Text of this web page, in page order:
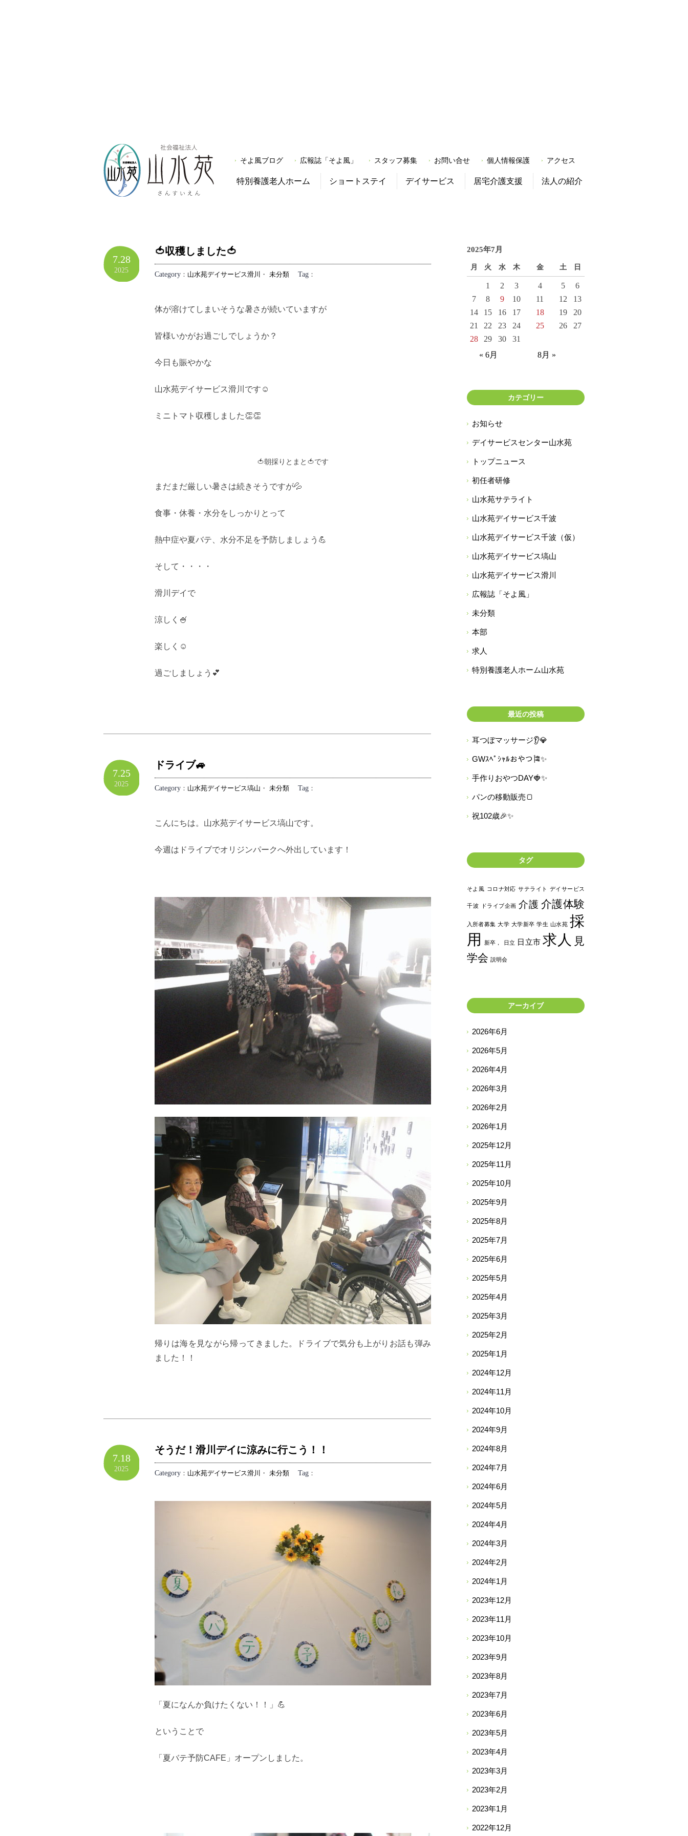
特別養護老人ホーム ショートステイ デイサービス 居宅介護支援 法人の紹介
そよ風ブログ 広報誌「そよ風」 スタッフ募集 お問い合せ 個人情報保護 アクセス
7.28
2025
🍅収穫しました🍅
Category ： 山水苑デイサービス滑川 ・ 未分類 Tag ：
体が溶けてしまいそうな暑さが続いていますが
皆様いかがお過ごしでしょうか？
今日も賑やかな
山水苑デイサービス滑川です☺
ミニトマト収穫しました👏👏
🍅朝採りとまと🍅です
まだまだ厳しい暑さは続きそうですが💦
食事・休養・水分をしっかりとって
熱中症や夏バテ、水分不足を予防しましょう💪
そして・・・・
滑川デイで
涼しく🍧
楽しく☺
過ごしましょう💕
7.25
2025
ドライブ🚙
Category ： 山水苑デイサービス塙山 ・ 未分類 Tag ：
こんにちは。山水苑デイサービス塙山です。
今週はドライブでオリジンパークへ外出しています！
帰りは海を見ながら帰ってきました。ドライブで気分も上がりお話も弾み
ました！！
7.18
2025
そうだ！滑川デイに涼みに行こう！！
Category ： 山水苑デイサービス滑川 ・ 未分類 Tag ：
「夏になんか負けたくない！！」💪
ということで
「夏バテ予防CAFE」オープンしました。
2025年7月
月 火 水 木 金 土 日
« 6月 8月 »
1 2 3 4 5
6
7
8 9 10 11 12
13
14
15 16 17 18 19
20
21
22 23 24 25 26
27
28
29 30 31
カテゴリー
お知らせ
デイサービスセンター山水苑
トップニュース
初任者研修
山水苑サテライト
山水苑デイサービス千波
山水苑デイサービス千波（仮）
山水苑デイサービス塙山
山水苑デイサービス滑川
広報誌「そよ風」
未分類
本部
求人
特別養護老人ホーム山水苑
最近の投稿
耳つぼマッサージ👂💎
GWｽﾍﾟｼｬﾙおやつ🎏✨
手作りおやつDAY🍓✨
パンの移動販売🍞
祝102歳🎉✨
タグ
そよ風 コロナ対応 サテライト デイサービス
千波 ドライブ企画 介護 介護体験
入所者募集 大学 大学新卒 学生 山水苑 採
用
新卒， 日立 日立市 求人 見
学会 説明会
アーカイブ
2026年6月
2026年5月
2026年4月
2026年3月
2026年2月
2026年1月
2025年12月
2025年11月
2025年10月
2025年9月
2025年8月
2025年7月
2025年6月
2025年5月
2025年4月
2025年3月
2025年2月
2025年1月
2024年12月
2024年11月
2024年10月
2024年9月
2024年8月
2024年7月
2024年6月
2024年5月
2024年4月
2024年3月
2024年2月
2024年1月
2023年12月
2023年11月
2023年10月
2023年9月
2023年8月
2023年7月
2023年6月
2023年5月
2023年4月
2023年3月
2023年2月
2023年1月
2022年12月